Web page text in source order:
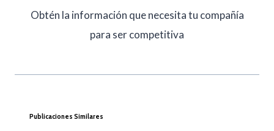
Obtén la información que necesita tu compañía
para ser competitiva
Publicaciones Similares